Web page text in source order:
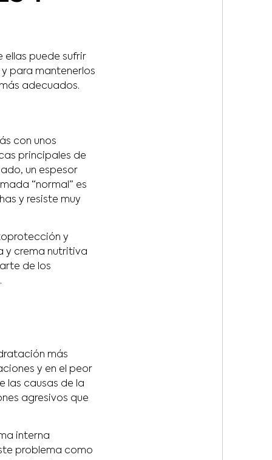
ellas puede sufrir
para mantenerlos
adecuados.
con unos
principales de
un espesor
“normal” es
y resiste muy
y
y crema nutritiva
de los
más
y en el peor
las causas de la
agresivos que
interna
problema como